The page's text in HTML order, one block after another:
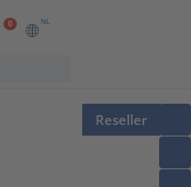
0 NL
Reseller